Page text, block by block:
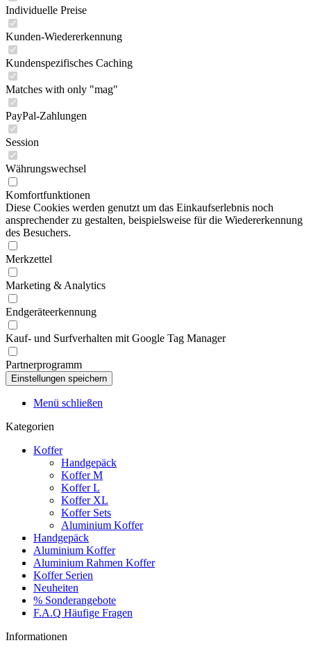
Individuelle Preise
Kunden-Wiedererkennung
Kundenspezifisches Caching
Matches with only "mag"
PayPal-Zahlungen
Session
Währungswechsel
Komfortfunktionen
Diese Cookies werden genutzt um das Einkaufserlebnis noch
ansprechender zu gestalten, beispielsweise für die Wiedererkennung
des Besuchers.
Merkzettel
Marketing & Analytics
Endgeräteerkennung
Kauf- und Surfverhalten mit Google Tag Manager
Partnerprogramm
Menü schließen
Kategorien
Koffer
Handgepäck
Koffer M
Koffer L
Koffer XL
Koffer Sets
Aluminium Koffer
Handgepäck
Aluminium Koffer
Aluminium Rahmen Koffer
Koffer Serien
Neuheiten
% Sonderangebote
F.A.Q Häufige Fragen
Informationen